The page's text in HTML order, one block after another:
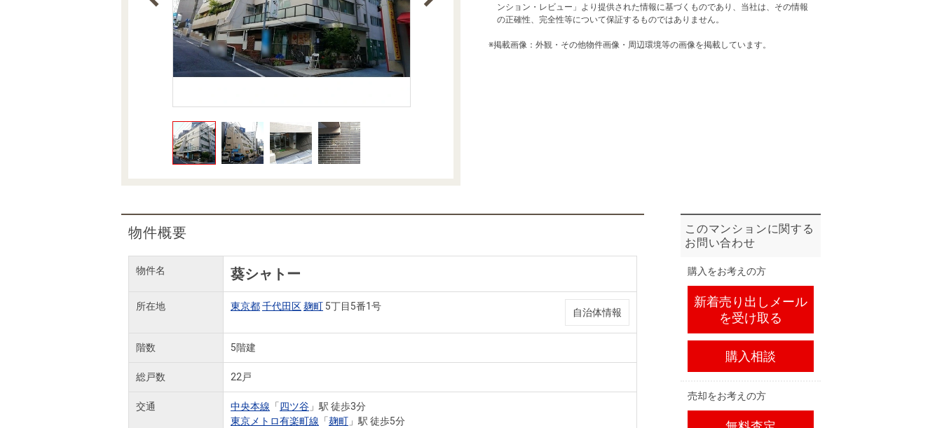
住まいと暮らしの税金の本（電子ブック） 購入ガイド
住まいと暮らしの税金の本（電子ブック） 売却ガイド
ンション・レビュー」より提供された情報に基づくものであり、当社は、その情報
の正確性、完全性等について保証するものではありません。
※掲載画像：外観・その他物件画像・周辺環境等の画像を掲載しています。
物件概要
物件名 葵シャトー
所在地 東京都千代田区麹町 5丁目5番1号
自治体情報
階数 5階建
総戸数 22戸
交通 中央本線 「四ツ谷 」駅 徒歩3分
東京メトロ有楽町線 「麹町 」駅 徒歩5分
このマンションに関する
お問い合わせ
購入をお考えの方
新着売り出しメール
を受け取る
購入相談
売却をお考えの方